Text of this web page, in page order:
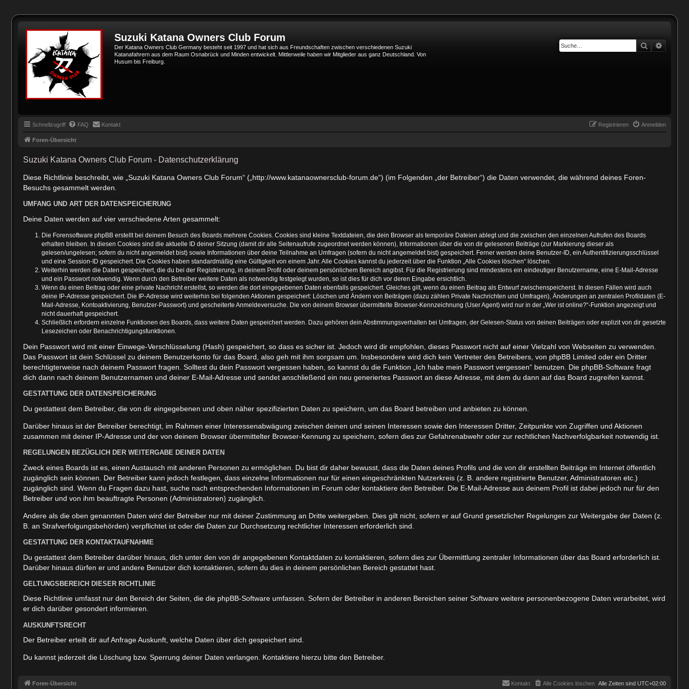
Suzuki Katana Owners Club Forum
Der Katana Owners Club Germany besteht seit 1997 und hat sich aus Freundschaften zwischen verschiedenen Suzuki
Katanafahrern aus dem Raum Osnabrück und Minden entwickelt. Mittlerweile haben wir Mitglieder aus ganz Deutschland. Von
Husum bis Freiburg.
Suche
Schnellzugriff FAQ Kontakt Anmelden
Registrieren
Foren-Übersicht
Suzuki Katana Owners Club Forum - Datenschutzerklärung
Diese Richtlinie beschreibt, wie „Suzuki Katana Owners Club Forum“ („http://www.katanaownersclub-forum.de“) (im Folgenden „der Betreiber“) die Daten verwendet, die während deines Foren-
Besuchs gesammelt werden.
UMFANG UND ART DER DATENSPEICHERUNG
Deine Daten werden auf vier verschiedene Arten gesammelt:
Die Forensoftware phpBB erstellt bei deinem Besuch des Boards mehrere Cookies. Cookies sind kleine Textdateien, die dein Browser als temporäre Dateien ablegt und die zwischen den einzelnen Aufrufen des Boards
erhalten bleiben. In diesen Cookies sind die aktuelle ID deiner Sitzung (damit dir alle Seitenaufrufe zugeordnet werden können), Informationen über die von dir gelesenen Beiträge (zur Markierung dieser als
gelesen/ungelesen; sofern du nicht angemeldet bist) sowie Informationen über deine Teilnahme an Umfragen (sofern du nicht angemeldet bist) gespeichert. Ferner werden deine Benutzer-ID, ein Authentifizierungsschlüssel
und eine Session-ID gespeichert. Die Cookies haben standardmäßig eine Gültigkeit von einem Jahr. Alle Cookies kannst du jederzeit über die Funktion „Alle Cookies löschen“ löschen.
Weiterhin werden die Daten gespeichert, die du bei der Registrierung, in deinem Profil oder deinem persönlichem Bereich angibst. Für die Registrierung sind mindestens ein eindeutiger Benutzername, eine E-Mail-Adresse
und ein Passwort notwendig. Wenn durch den Betreiber weitere Daten als notwendig festgelegt wurden, so ist dies für dich vor deren Eingabe ersichtlich.
Wenn du einen Beitrag oder eine private Nachricht erstellst, so werden die dort eingegebenen Daten ebenfalls gespeichert. Gleiches gilt, wenn du einen Beitrag als Entwurf zwischenspeicherst. In diesen Fällen wird auch
deine IP-Adresse gespeichert. Die IP-Adresse wird weiterhin bei folgenden Aktionen gespeichert: Löschen und Ändern von Beiträgen (dazu zählen Private Nachrichten und Umfragen), Änderungen an zentralen Profildaten (E-
Mail-Adresse, Kontoaktivierung, Benutzer-Passwort) und gescheiterte Anmeldeversuche. Die von deinem Browser übermittelte Browser-Kennzeichnung (User Agent) wird nur in der „Wer ist online?“-Funktion angezeigt und
nicht dauerhaft gespeichert.
Schließlich erfordern einzelne Funktionen des Boards, dass weitere Daten gespeichert werden. Dazu gehören dein Abstimmungsverhalten bei Umfragen, der Gelesen-Status von deinen Beiträgen oder explizit von dir gesetzte
Lesezeichen oder Benachrichtigungsfunktionen.
Dein Passwort wird mit einer Einwege-Verschlüsselung (Hash) gespeichert, so dass es sicher ist. Jedoch wird dir empfohlen, dieses Passwort nicht auf einer Vielzahl von Webseiten zu verwenden.
Das Passwort ist dein Schlüssel zu deinem Benutzerkonto für das Board, also geh mit ihm sorgsam um. Insbesondere wird dich kein Vertreter des Betreibers, von phpBB Limited oder ein Dritter
berechtigterweise nach deinem Passwort fragen. Solltest du dein Passwort vergessen haben, so kannst du die Funktion „Ich habe mein Passwort vergessen“ benutzen. Die phpBB-Software fragt
dich dann nach deinem Benutzernamen und deiner E-Mail-Adresse und sendet anschließend ein neu generiertes Passwort an diese Adresse, mit dem du dann auf das Board zugreifen kannst.
GESTATTUNG DER DATENSPEICHERUNG
Du gestattest dem Betreiber, die von dir eingegebenen und oben näher spezifizierten Daten zu speichern, um das Board betreiben und anbieten zu können.
Darüber hinaus ist der Betreiber berechtigt, im Rahmen einer Interessenabwägung zwischen deinen und seinen Interessen sowie den Interessen Dritter, Zeitpunkte von Zugriffen und Aktionen
zusammen mit deiner IP-Adresse und der von deinem Browser übermittelter Browser-Kennung zu speichern, sofern dies zur Gefahrenabwehr oder zur rechtlichen Nachverfolgbarkeit notwendig ist.
REGELUNGEN BEZÜGLICH DER WEITERGABE DEINER DATEN
Zweck eines Boards ist es, einen Austausch mit anderen Personen zu ermöglichen. Du bist dir daher bewusst, dass die Daten deines Profils und die von dir erstellten Beiträge im Internet öffentlich
zugänglich sein können. Der Betreiber kann jedoch festlegen, dass einzelne Informationen nur für einen eingeschränkten Nutzerkreis (z. B. andere registrierte Benutzer, Administratoren etc.)
zugänglich sind. Wenn du Fragen dazu hast, suche nach entsprechenden Informationen im Forum oder kontaktiere den Betreiber. Die E-Mail-Adresse aus deinem Profil ist dabei jedoch nur für den
Betreiber und von ihm beauftragte Personen (Administratoren) zugänglich.
Andere als die oben genannten Daten wird der Betreiber nur mit deiner Zustimmung an Dritte weitergeben. Dies gilt nicht, sofern er auf Grund gesetzlicher Regelungen zur Weitergabe der Daten (z.
B. an Strafverfolgungsbehörden) verpflichtet ist oder die Daten zur Durchsetzung rechtlicher Interessen erforderlich sind.
GESTATTUNG DER KONTAKTAUFNAHME
Du gestattest dem Betreiber darüber hinaus, dich unter den von dir angegebenen Kontaktdaten zu kontaktieren, sofern dies zur Übermittlung zentraler Informationen über das Board erforderlich ist.
Darüber hinaus dürfen er und andere Benutzer dich kontaktieren, sofern du dies in deinem persönlichen Bereich gestattet hast.
GELTUNGSBEREICH DIESER RICHTLINIE
Diese Richtlinie umfasst nur den Bereich der Seiten, die die phpBB-Software umfassen. Sofern der Betreiber in anderen Bereichen seiner Software weitere personenbezogene Daten verarbeitet, wird
er dich darüber gesondert informieren.
AUSKUNFTSRECHT
Der Betreiber erteilt dir auf Anfrage Auskunft, welche Daten über dich gespeichert sind.
Du kannst jederzeit die Löschung bzw. Sperrung deiner Daten verlangen. Kontaktiere hierzu bitte den Betreiber.
Foren-Übersicht Alle Zeiten sind UTC+02:00
Alle Cookies löschen
Kontakt